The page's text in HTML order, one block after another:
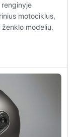
renginyje
motociklus,
modelių.